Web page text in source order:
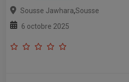
Sousse Jawhara,Sousse
6 octobre 2025